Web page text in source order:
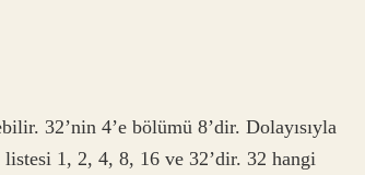
32’nin 4’e bölümü 8’dir. Dolayısıyla
listesi 1, 2, 4, 8, 16 ve 32’dir. 32 hangi